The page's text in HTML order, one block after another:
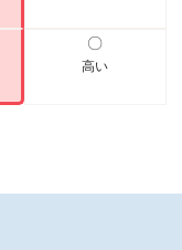
〇
高い